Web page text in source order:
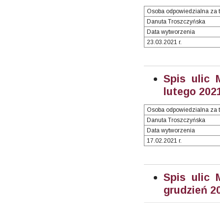
Osoba odpowiedzialna za
Danuta Troszczyńska
Data wytworzenia
23.03.2021 r.
Spis ulic
lutego
Osoba odpowiedzialna za
Danuta Troszczyńska
Data wytworzenia
17.02.2021 r.
Spis ulic
grudzień